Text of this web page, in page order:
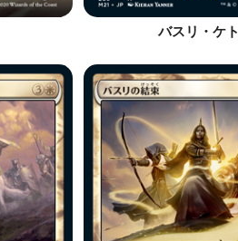
バスリ・ケト